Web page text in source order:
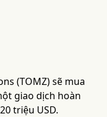
(TOMZ) sẽ mua
giao dịch hoàn
triệu USD.